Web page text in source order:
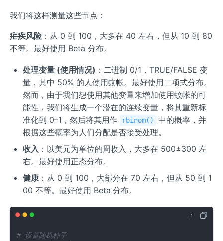
我们将这样测量这些节点：
疟疾风险：从 0 到 100，大多在 40 左右，但从 10 到 80
不等。最好使用 Beta 分布。
处理变量 (使用情况) ：二进制 0/1，TRUE/FALSE 变
量，其中 50% 的人使用蚊帐。最好使用二项式分布。
然而，由于我们想使用其他变量来增加使用蚊帐的可
能性，我们将生成一个潜在的连续变量，将其重新标
准化到 0–1，然后将其用作
rbinom()
中的概率，并
根据这些概率为人们分配是否接受处理。
收入 ：以美元为单位的周收入，大多在 500±300 左
右。最好使用正态分布。
健康：从 0 到 100，大部分在 70 左右，但从 50 到 1
00 不等。最好使用 Beta 分布。
# 设置随机种子